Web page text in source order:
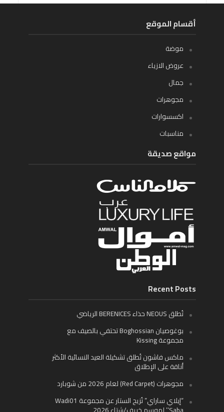
أقسام الموقع
موضة
عروض الازياء
جمال
مجوهرات
اكسسوارات
مناسبات
مواقع صديقة
Recent Posts
تُطلق NEOUS حذاء BERENICES الرياضي
بوغوصيان Boghossian تحتفي بالصيف مع
مجموعة Kissing
ماكس فاشون تُطلق تشكيلة العيد النسائية الأكثر
أناقة على الإطلاق
مجوهرات (Red Carpet) لعام 2026 من شوبارد
“إيلاي ساراي” تُزيح الستار عن مجموعة Wadi01